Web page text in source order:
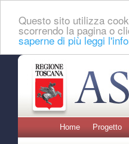
Questo sito utilizza
scorrendo la pagina o
saperne di più leggi
Home Progetto